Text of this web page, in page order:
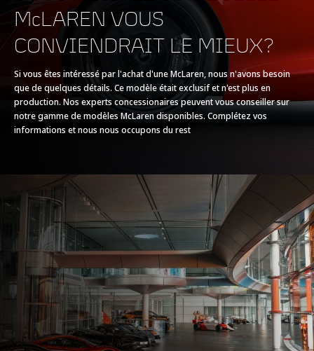
Type V8, 4.0L
Technologie
Twin Turbochargers,
Dry Sump
FREINAGE
100-0 km/h (62-0
mph)
30.4m (100ft)
200-0 km/h (124-0
mph)
116m (380ft)
McLAREN VOUS
CONVIENDRAIT LE MIEUX?
Si vous êtes intéressé par l'achat d'une McLaren, nous n'avons besoin
que de quelques détails. Ce modèle était exclusif et n'est plus en
production. Nos experts concessionaires peuvent vous conseiller sur
notre gamme de modèles McLaren disponibles. Complétez vos
informations et nous nous occupons du rest